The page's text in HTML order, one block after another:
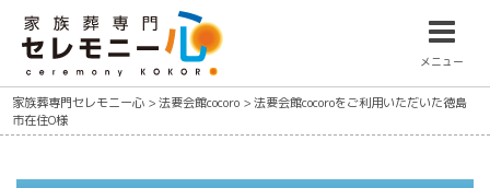
メニュー
家族葬専門セレモニー心 >法要会館cocoro >法要会館cocoroをご利用いただいた徳島
市在住O様